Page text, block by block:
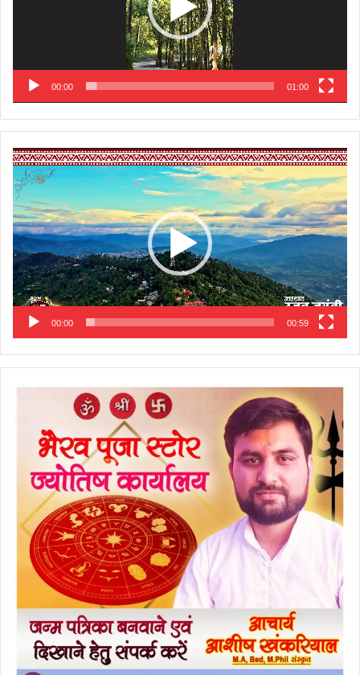
00:00 01:00
Video
Player
00:00 00:59